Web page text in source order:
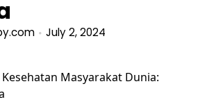
July 2, 2024
Masyarakat Dunia: